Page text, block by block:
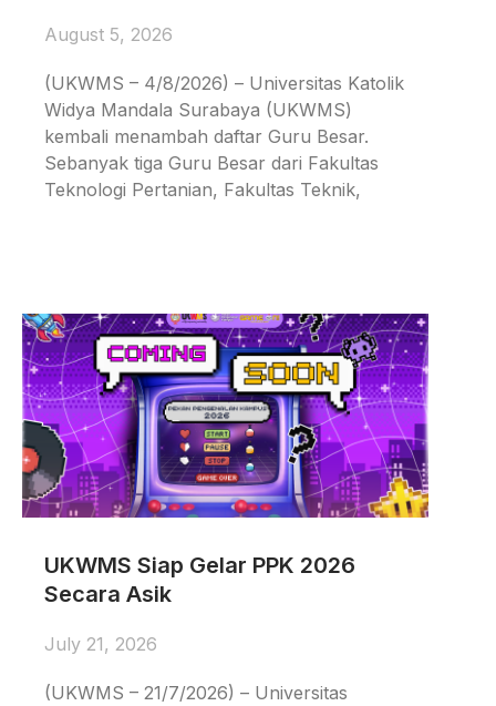
August 5, 2026
(UKWMS – 4/8/2026) – Universitas Katolik
Widya Mandala Surabaya (UKWMS)
kembali menambah daftar Guru Besar.
Sebanyak tiga Guru Besar dari Fakultas
Teknologi Pertanian, Fakultas Teknik,
UKWMS Siap Gelar PPK 2026
Secara Asik
July 21, 2026
(UKWMS – 21/7/2026) – Universitas